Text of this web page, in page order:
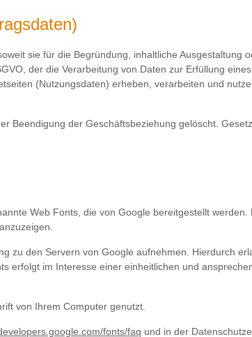
sie für die Begründung, inhaltliche Ausgestaltung
der die Verarbeitung von Daten zur Erfüllung
(Nutzungsdaten) erheben, verarbeiten und
Beendigung der Geschäftsbeziehung gelöscht.
Web Fonts, die von Google bereitgestellt
zu den Servern von Google aufnehmen. Hierdurch
erfolgt im Interesse einer einheitlichen und
von Ihrem Computer genutzt.
fonts/faq und in der